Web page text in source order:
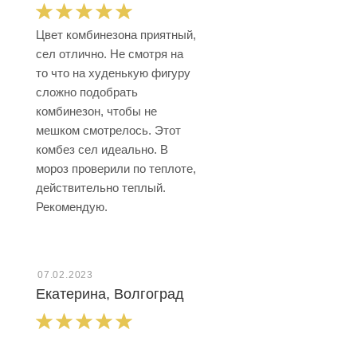
Цвет комбинезона приятный,
сел отлично. Не смотря на
то что на худенькую фигуру
сложно подобрать
комбинезон, чтобы не
мешком смотрелось. Этот
комбез сел идеально. В
мороз проверили по теплоте,
действительно теплый.
Рекомендую.
07.02.2023
Екатерина, Волгоград